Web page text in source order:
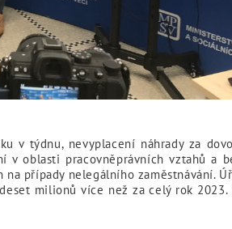
v týdnu, nevyplacení náhrady za
oblasti pracovněprávních vztahů a
případy nelegálního zaměstnávání.
milionů více než za celý rok 2023.